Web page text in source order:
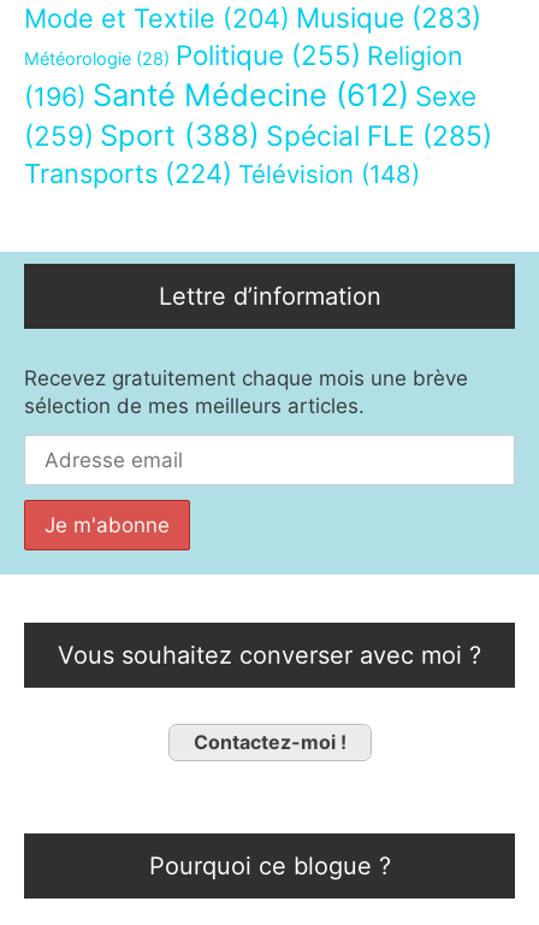
Mode et Textile (204) Musique (283)
Météorologie (28) Politique (255) Religion
(196) Santé Médecine (612) Sexe
(259) Sport (388) Spécial FLE (285)
Transports (224) Télévision (148)
Lettre d’information
Recevez gratuitement chaque mois une brève
sélection de mes meilleurs articles.
Vous souhaitez converser avec moi ?
Contactez-moi !
Pourquoi ce blogue ?